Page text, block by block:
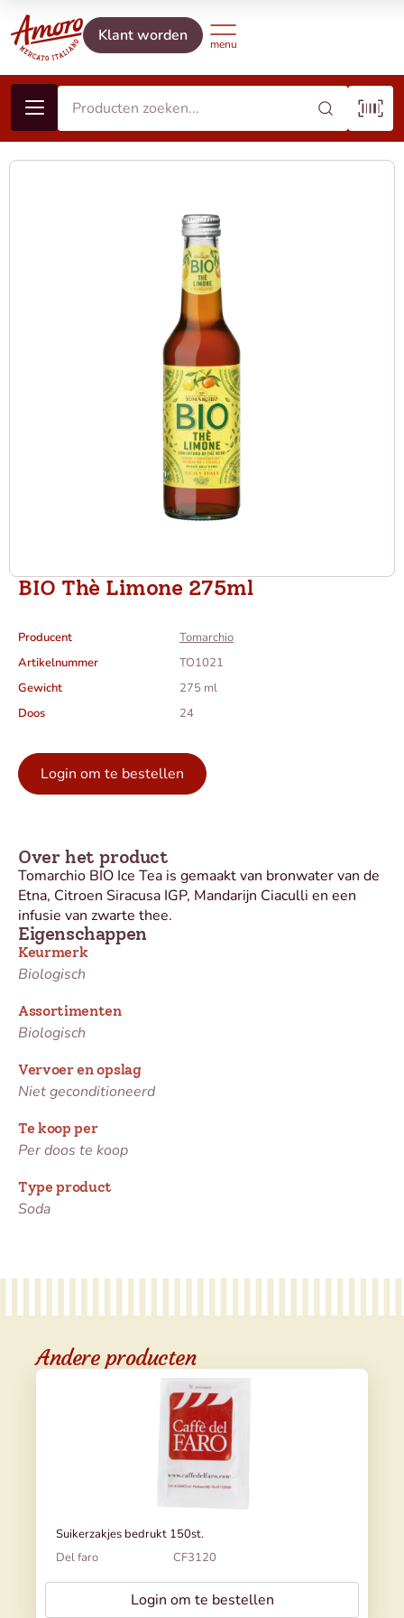
Klant worden
BIO Thè Limone 275ml
Producent
Tomarchio
Artikelnummer
TO1021
Gewicht
275 ml
Doos
24
Login om te bestellen
Eigenschappen
Keurmerk
Biologisch
Assortimenten
Biologisch
Vervoer en opslag
Niet geconditioneerd
Te koop per
Per doos te koop
Type product
Soda
Over het product
Tomarchio BIO Ice Tea is gemaakt van bronwater van de
Etna, Citroen Siracusa IGP, Mandarijn Ciaculli en een
infusie van zwarte thee.
Andere producten
Suikerzakjes bedrukt 150st.
Del faro
CF3120
Login om te bestellen